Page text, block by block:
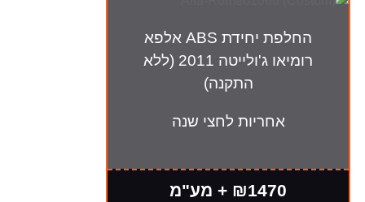
החלפת יחידת ABS אלפא
רומיאו ג'ולייטה 2011 (ללא
התקנה)
אחריות לחצי שנה
₪1470 + מע"מ